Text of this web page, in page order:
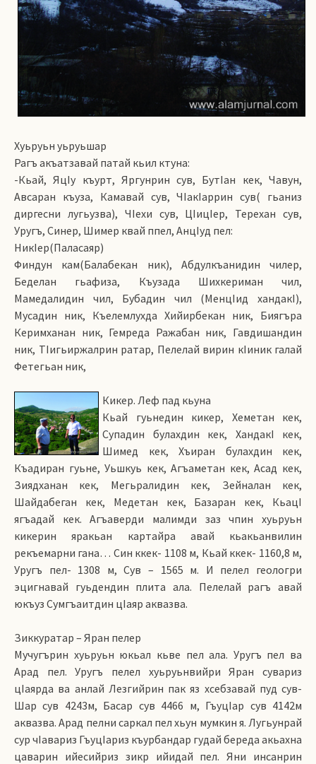
Хуьруьн уьруьшар
Рагъ акъатзавай патай кьил ктуна:
-Кьай, ЯцIу къурт, Яргунрин сув, БутIан кек, Чавун,
Авсаран къуза, Камавай сув, ЧIакIаррин сув( гьаниз
диргесни лугьузва), ЧIехи сув, ЦIицIер, Терехан сув,
Уругъ, Синер, Шимер квай ппел, АнцIуд пел:
НикIер(Паласаяр)
Финдун кам(Балабекан ник), Абдулкъанидин чилер,
Беделан гьафиза, Къузада Шихкериман чил,
Мамедалидин чил, Бубадин чил (МенцIид хандакI),
Мусадин ник, Къелемлухда Хийирбекан ник, Биягъра
Керимханан ник, Гемреда Ражабан ник, Гавдишандин
ник, ТIигьиржалрин ратар, Пелелай вирин кIиник галай
Фетегьан ник,
Кикер. Леф пад кьуна
Кьай гуьнедин кикер, Хеметан кек,
Супадин булахдин кек, ХандакI кек,
Шимед кек, Хъиран булахдин кек,
Къадиран гуьне, Уьшкуь кек, Агъаметан кек, Асад кек,
Зиядханан кек, Мегьралидин кек, Зейналан кек,
Шайдабеган кек, Медетан кек, Базаран кек, КьацI
ягъадай кек. Агъаверди малимди заз чпин хуьруьн
кикерин яракьан картайра авай кьакьанвилин
рекъемарни гана… Син ккек- 1108 м, Кьай ккек- 1160,8 м,
Уругъ пел- 1308 м, Сув – 1565 м. И пелел геологри
эцигнавай гуьдендин плита ала. Пелелай рагъ авай
юкъуз Сумгъаитдин цIаяр аквазва.
Зиккуратар – Яран пелер
Мучугърин хуьруьн юкьал кьве пел ала. Уругъ пел ва
Арад пел. Уругъ пелел хуьруьнвийри Яран сувариз
цIаярда ва анлай Лезгийрин пак яз хсебзавай пуд сув-
Шар сув 4243м, Басар сув 4466 м, ГъуцIар сув 4142м
аквазва. Арад пелни саркал пел хьун мумкин я. Лугьунрай
сур чIавариз ГъуцIариз къурбандар гудай береда акьахна
цаварин ийесийриз зикр ийидай пел. Яни инсанрин